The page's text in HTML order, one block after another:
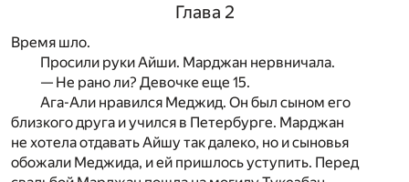
Глава 2
Время шло.
Просили руки Айши. Марджан нервничала.
— Не рано ли? Девочке еще 15.
Ага-Али нравился Меджид. Он был сыном его
близкого друга и учился в Петербурге. Марджан
не хотела отдавать Айшу так далеко, но и сыновья
обожали Меджида, и ей пришлось уступить. Перед